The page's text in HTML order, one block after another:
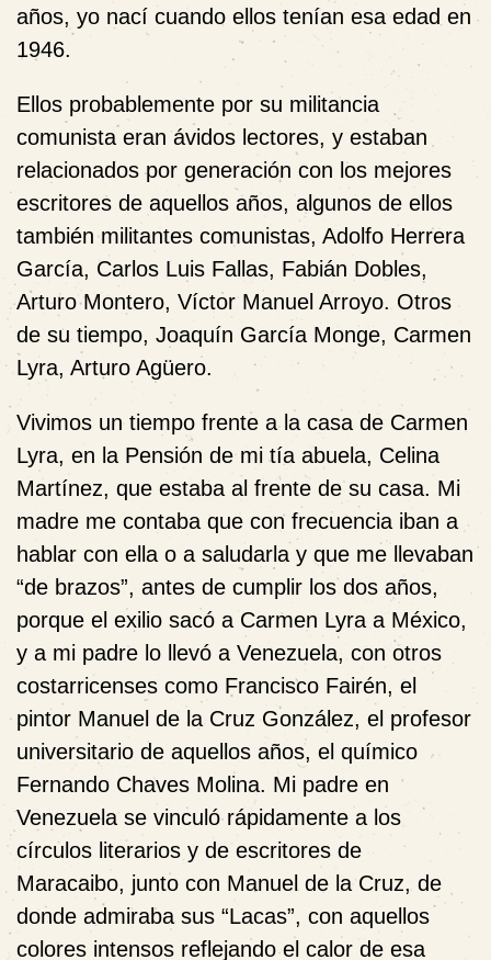
años, yo nací cuando ellos tenían esa edad en
1946.
Ellos probablemente por su militancia
comunista eran ávidos lectores, y estaban
relacionados por generación con los mejores
escritores de aquellos años, algunos de ellos
también militantes comunistas, Adolfo Herrera
García, Carlos Luis Fallas, Fabián Dobles,
Arturo Montero, Víctor Manuel Arroyo. Otros
de su tiempo, Joaquín García Monge, Carmen
Lyra, Arturo Agüero.
Vivimos un tiempo frente a la casa de Carmen
Lyra, en la Pensión de mi tía abuela, Celina
Martínez, que estaba al frente de su casa. Mi
madre me contaba que con frecuencia iban a
hablar con ella o a saludarla y que me llevaban
“de brazos”, antes de cumplir los dos años,
porque el exilio sacó a Carmen Lyra a México,
y a mi padre lo llevó a Venezuela, con otros
costarricenses como Francisco Fairén, el
pintor Manuel de la Cruz González, el profesor
universitario de aquellos años, el químico
Fernando Chaves Molina. Mi padre en
Venezuela se vinculó rápidamente a los
círculos literarios y de escritores de
Maracaibo, junto con Manuel de la Cruz, de
donde admiraba sus “Lacas”, con aquellos
colores intensos reflejando el calor de esa